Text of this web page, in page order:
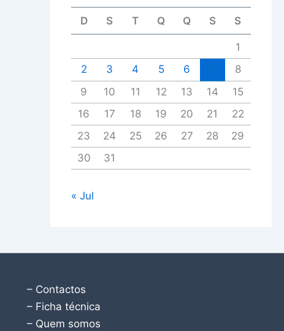
D S T Q Q S S
1
2
3 4 5 6
8
9
10 11 12 13 14
15
16
17 18 19 20 21
22
23
24 25 26 27 28
29
30
31
« Jul
– Contactos
– Ficha técnica
– Quem somos